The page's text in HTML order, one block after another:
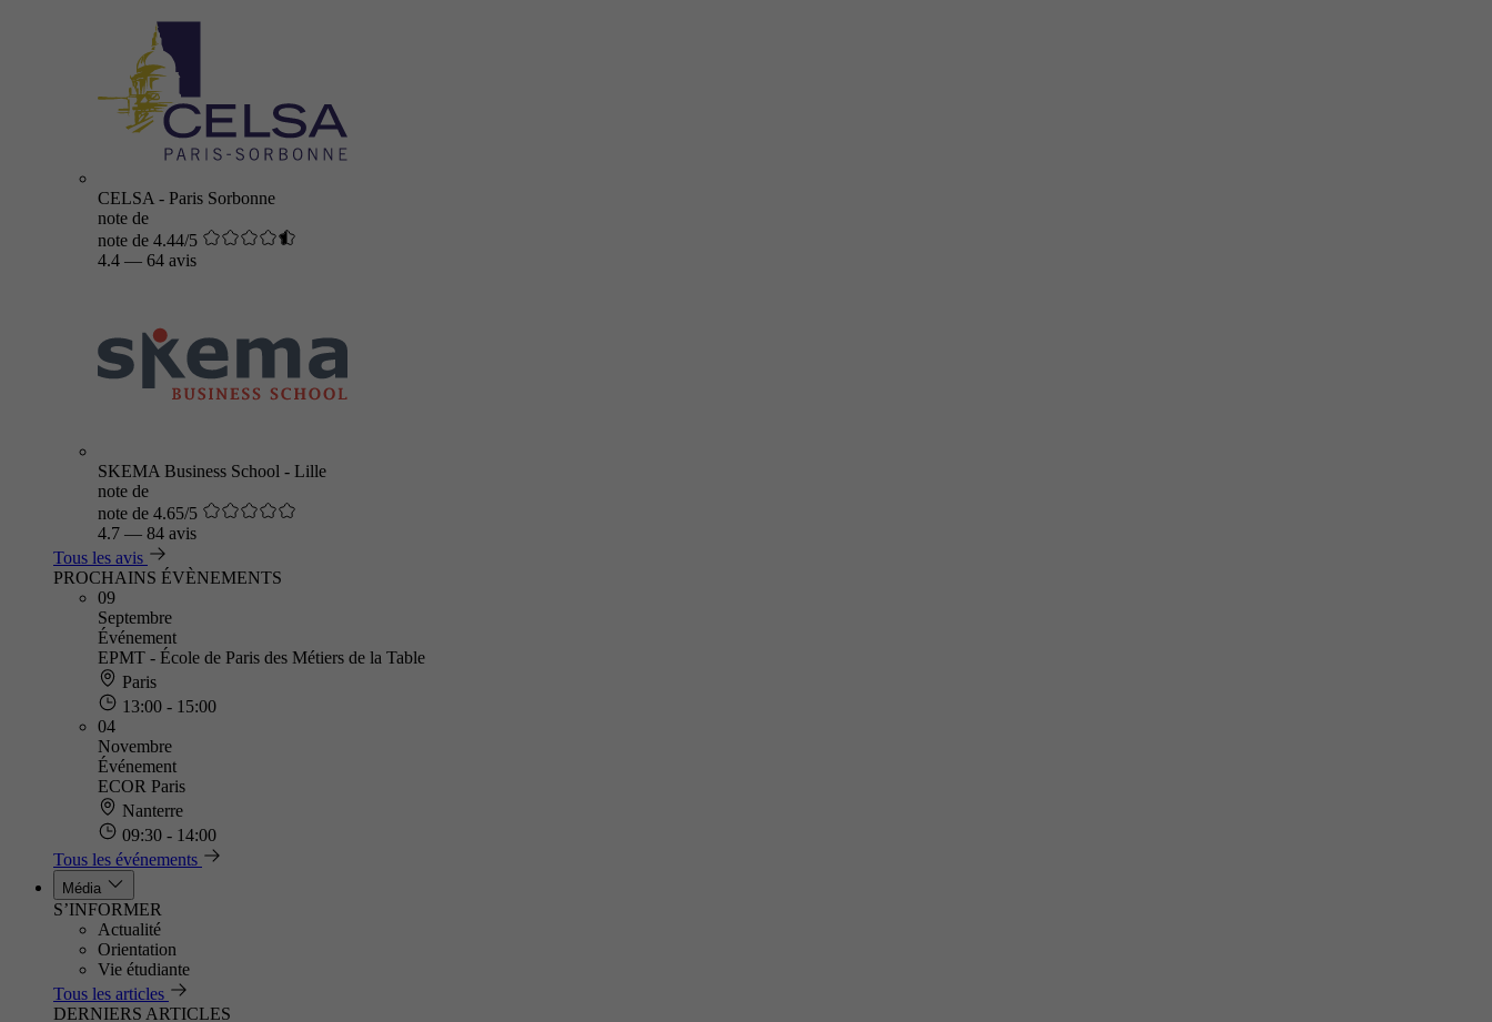
CELSA - Paris Sorbonne
note de
note de 4.44/5
4.4 — 64 avis
SKEMA Business School - Lille
note de
note de 4.65/5
4.7 — 84 avis
Tous les avis
PROCHAINS ÉVÈNEMENTS
09
Septembre
Événement
EPMT - École de Paris des Métiers de la Table
Paris
13:00 - 15:00
04
Novembre
Événement
ECOR Paris
Nanterre
09:30 - 14:00
Tous les événements
Média
S’INFORMER
Actualité
Orientation
Vie étudiante
Tous les articles
DERNIERS ARTICLES